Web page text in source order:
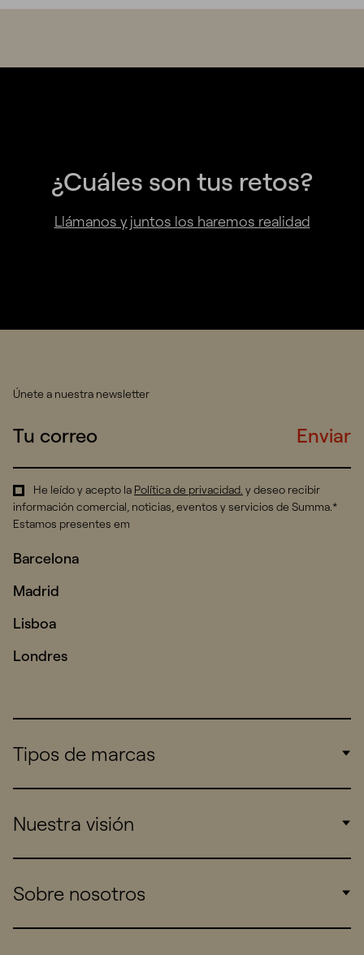
¿Cuáles son tus retos?
Llámanos y juntos los haremos realidad
Únete a nuestra newsletter
Enviar
He leído y acepto la Política de privacidad. y deseo recibir
información comercial, noticias, eventos y servicios de Summa.*
Estamos presentes em
Barcelona
Madrid
Lisboa
Londres
Tipos de marcas
Consumers
Startups
Nuestra visión
Work
Sobre nosotros